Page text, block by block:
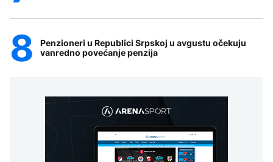
Penzioneri u Republici Srpskoj u avgustu očekuju
vanredno povećanje penzija